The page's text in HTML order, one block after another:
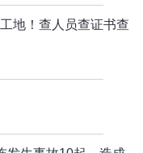
地！查人员查证书查